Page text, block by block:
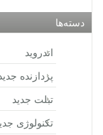
دسته‌ها
اندروید
پردازنده
تبلت جدید
تکنولوژی